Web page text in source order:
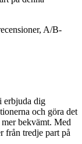
A/B-
erbjuda dig
och göra det
bekvämt. Med
från tredje part på